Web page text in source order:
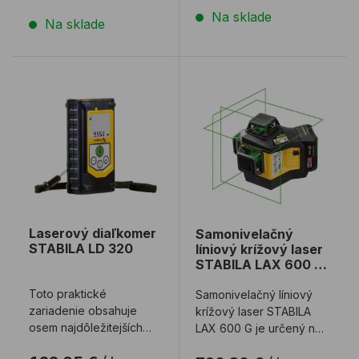
Na sklade Na sklade
Laserový diaľkomer
STABILA LD 320
Toto praktické
zariadenie obsahuje
osem najdôležitejších
Samonivelačný
líniový krížový laser
STABILA LAX 600 G
Samonivelačný líniový
krížový laser STABILA
LAX 600 G je určený na